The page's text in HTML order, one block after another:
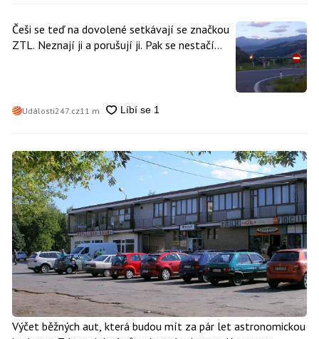
Češi se teď na dovolené setkávají se značkou
ZTL. Neznají ji a porušují ji. Pak se nestačí
Události247.cz11 m
Výčet běžných aut, která budou mít za pár let astronomickou